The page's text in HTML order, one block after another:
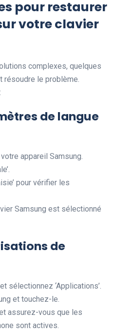
pour restaurer
votre clavier
complexes, quelques
résoudre le problème.
de langue
appareil Samsung.
pour vérifier les
Samsung est sélectionné
de
sélectionnez ‘Applications’.
et touchez-le.
assurez-vous que les
sont actives.